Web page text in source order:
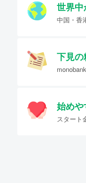
世界
中国・香
下見
始め
スタート